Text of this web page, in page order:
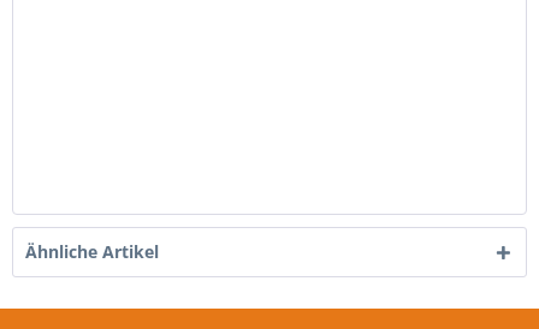
Ähnliche Artikel